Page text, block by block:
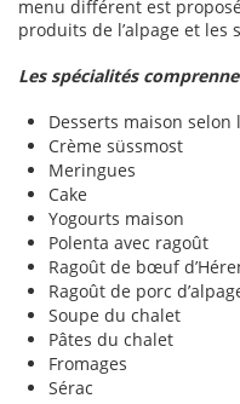
menu différent est
produits de l’alpage et les
Les spécialités
Desserts maison
Crème süssmost
Meringues
Cake
Yogourts maison
Polenta avec ragoût
Ragoût de bœuf
Ragoût de porc
Soupe du chalet
Pâtes du chalet
Fromages
Sérac